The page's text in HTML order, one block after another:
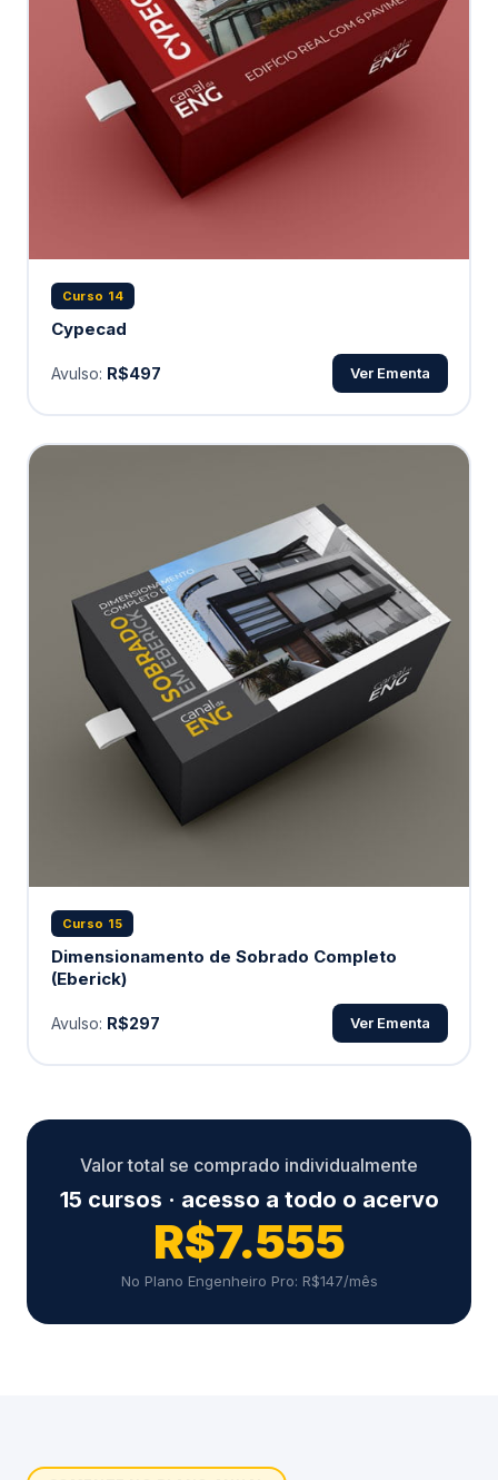
Curso 14
Cypecad
Avulso: R$497 Ver Ementa
Curso 15
Dimensionamento de Sobrado Completo
(Eberick)
Avulso: R$297 Ver Ementa
Valor total se comprado individualmente
15 cursos · acesso a todo o acervo
R$7.555
No Plano Engenheiro Pro: R$147/mês